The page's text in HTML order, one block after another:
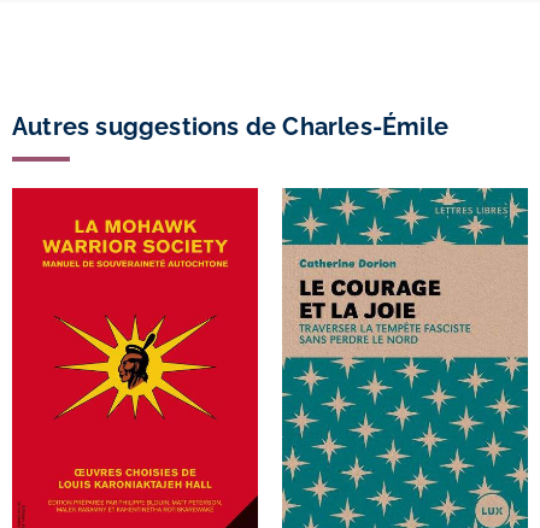
Autres suggestions de Charles-Émile